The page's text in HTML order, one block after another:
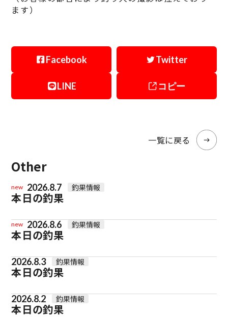
ます）
Facebook Twitter
LINE コピー
一覧に戻る
Other
new 2026.8.7 釣果情報
本日の釣果
new 2026.8.6 釣果情報
本日の釣果
2026.8.3 釣果情報
本日の釣果
2026.8.2 釣果情報
本日の釣果